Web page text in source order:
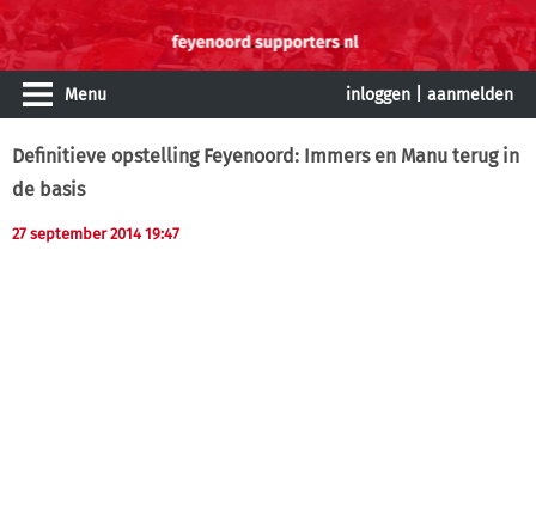
Menu inloggen aanmelden
Definitieve opstelling Feyenoord: Immers en Manu terug in
de basis
27 september 2014 19:47